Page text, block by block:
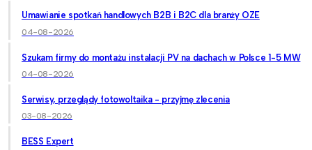
Umawianie spotkań handlowych B2B i B2C dla branży OZE
04-08-2026
Szukam firmy do montażu instalacji PV na dachach w Polsce 1-5 MW
04-08-2026
Serwisy, przeglądy fotowoltaika - przyjmę zlecenia
03-08-2026
BESS Expert